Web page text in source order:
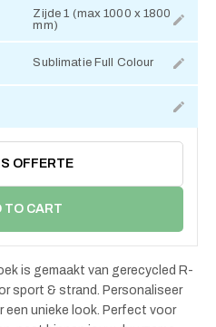
Zijde 1 (max 1000 x 1800
mm)
Sublimatie Full Colour
OFFERTE
TO CART
is gemaakt van gerecycled R-
sport & strand. Personaliseer
een unieke look. Perfect voor